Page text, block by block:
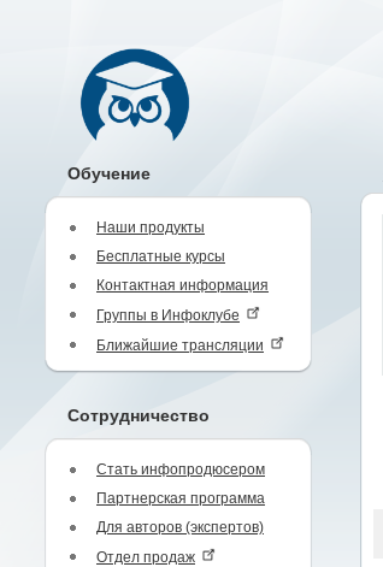
Обучение
Наши продукты
Бесплатные курсы
Контактная информация
Группы в Инфоклубе
Ближайшие трансляции
Сотрудничество
Стать инфопродюсером
Партнерская программа
Для авторов (экспертов)
Отдел продаж